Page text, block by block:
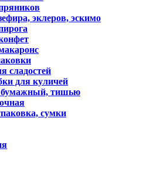
эклеров, эскимо
сладостей
для куличей
бумажный, тишью
сумки